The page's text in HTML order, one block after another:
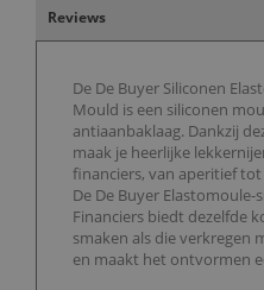
Reviews
De De Buyer Siliconen
Mould is een siliconen
antiaanbaklaag. Dankzij
maak je heerlijke
financiers, van aperitief tot
De De Buyer
Financiers biedt dezelfde
smaken als die verkregen
en maakt het ontvormen